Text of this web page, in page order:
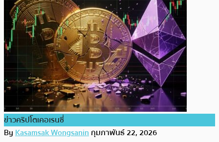
ข่าวคริปโตเคอเรนซี่
ByKasamsak Wongsaninกุมภาพันธ์ 22, 2026